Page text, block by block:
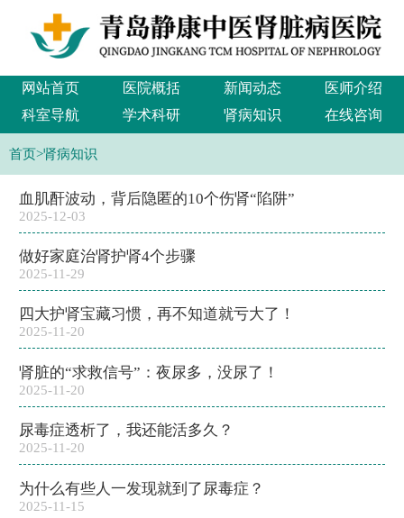
网站首页 医院概括 新闻动态
医师介绍
科室导航
学术科研 肾病知识 在线咨询
首页>肾病知识
血肌酐波动，背后隐匿的10个伤肾“陷阱”
2025-12-03
做好家庭治肾护肾4个步骤
2025-11-29
四大护肾宝藏习惯，再不知道就亏大了！
2025-11-20
肾脏的“求救信号”：夜尿多，没尿了！
2025-11-20
尿毒症透析了，我还能活多久？
2025-11-20
为什么有些人一发现就到了尿毒症？
2025-11-15